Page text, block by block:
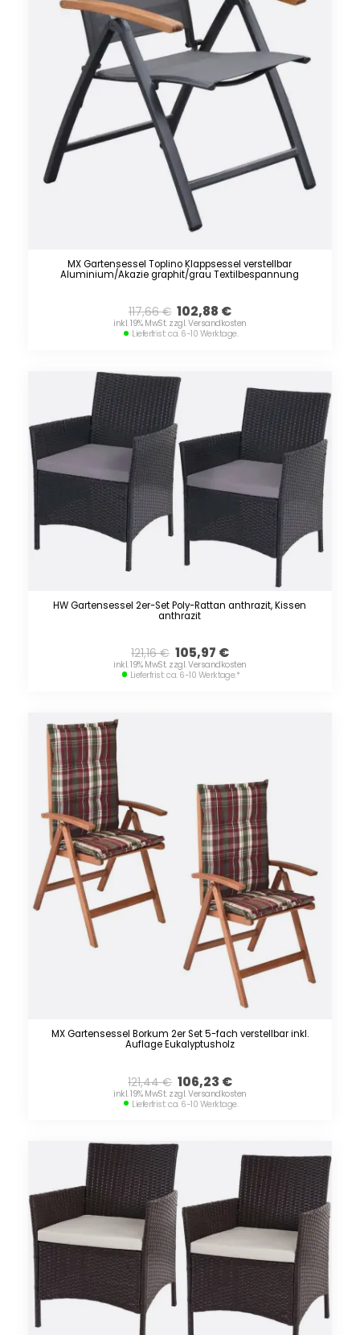
MX Gartensessel Toplino Klappsessel verstellbar
Aluminium/Akazie graphit/grau Textilbespannung
117,66€ 102,88 €
inkl. 19% MwSt. zzgl. Versandkosten
Lieferfrist: ca. 6-10 Werktage.
HW Gartensessel 2er-Set Poly-Rattan anthrazit, Kissen
anthrazit
121,16€ 105,97 €
inkl. 19% MwSt. zzgl. Versandkosten
Lieferfrist: ca. 6-10 Werktage.*
MX Gartensessel Borkum 2er Set 5-fach verstellbar inkl.
Auflage Eukalyptusholz
121,44€ 106,23 €
inkl. 19% MwSt. zzgl. Versandkosten
Lieferfrist: ca. 6-10 Werktage.